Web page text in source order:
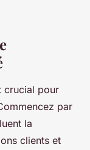
crucial pour
par
la
clients et